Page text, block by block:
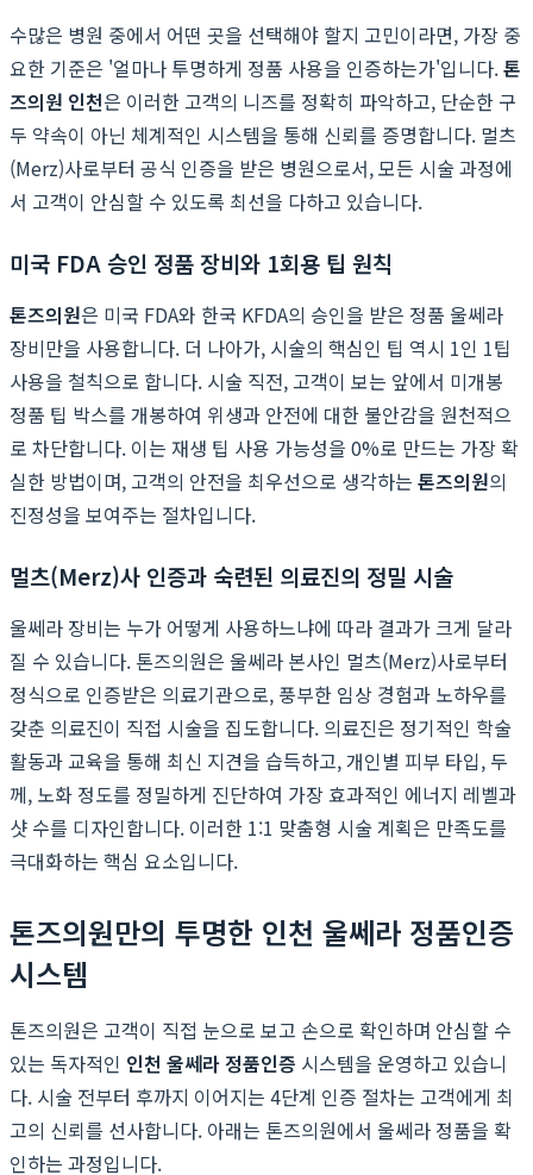
수많은 병원 중에서 어떤 곳을 선택해야 할지 고민이라면, 가장 중
요한 기준은 '얼마나 투명하게 정품 사용을 인증하는가'입니다.톤
즈의원 인천은 이러한 고객의 니즈를 정확히 파악하고, 단순한 구
두 약속이 아닌 체계적인 시스템을 통해 신뢰를 증명합니다. 멀츠
(Merz)사로부터 공식 인증을 받은 병원으로서, 모든 시술 과정에
서 고객이 안심할 수 있도록 최선을 다하고 있습니다.
미국 FDA 승인 정품 장비와 1회용 팁 원칙
톤즈의원은 미국 FDA와 한국 KFDA의 승인을 받은 정품 울쎄라
장비만을 사용합니다. 더 나아가, 시술의 핵심인 팁 역시 1인 1팁
사용을 철칙으로 합니다. 시술 직전, 고객이 보는 앞에서 미개봉
정품 팁 박스를 개봉하여 위생과 안전에 대한 불안감을 원천적으
로 차단합니다. 이는 재생 팁 사용 가능성을 0%로 만드는 가장 확
실한 방법이며, 고객의 안전을 최우선으로 생각하는 톤즈의원의
진정성을 보여주는 절차입니다.
멀츠(Merz)사 인증과 숙련된 의료진의 정밀 시술
울쎄라 장비는 누가 어떻게 사용하느냐에 따라 결과가 크게 달라
질 수 있습니다. 톤즈의원은 울쎄라 본사인 멀츠(Merz)사로부터
정식으로 인증받은 의료기관으로, 풍부한 임상 경험과 노하우를
갖춘 의료진이 직접 시술을 집도합니다. 의료진은 정기적인 학술
활동과 교육을 통해 최신 지견을 습득하고, 개인별 피부 타입, 두
께, 노화 정도를 정밀하게 진단하여 가장 효과적인 에너지 레벨과
샷 수를 디자인합니다. 이러한 1:1 맞춤형 시술 계획은 만족도를
극대화하는 핵심 요소입니다.
톤즈의원만의 투명한 인천 울쎄라 정품인증
시스템
톤즈의원은 고객이 직접 눈으로 보고 손으로 확인하며 안심할 수
있는 독자적인 인천 울쎄라 정품인증 시스템을 운영하고 있습니
다. 시술 전부터 후까지 이어지는 4단계 인증 절차는 고객에게 최
고의 신뢰를 선사합니다. 아래는 톤즈의원에서 울쎄라 정품을 확
인하는 과정입니다.